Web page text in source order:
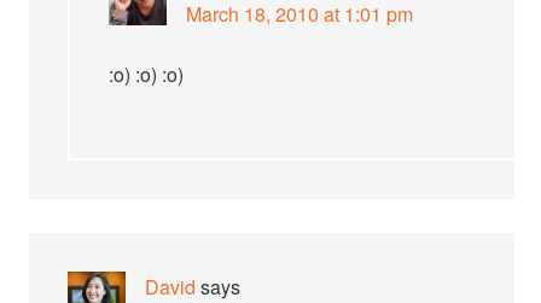
March 18, 2010 at 1:01 pm
:o) :o) :o)
David says